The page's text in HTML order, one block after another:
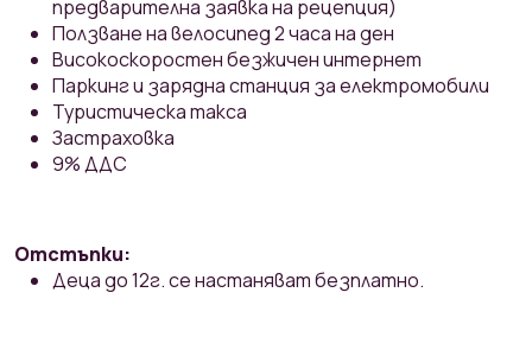
предварителна заявка на рецепция)
Ползване на велосипед 2 часа на ден
Високоскоростен безжичен интернет
Паркинг и зарядна станция за електромобили
Туристическа такса
Застраховка
9% ДДС
Отстъпки:
Деца до 12г. се настаняват безплатно.